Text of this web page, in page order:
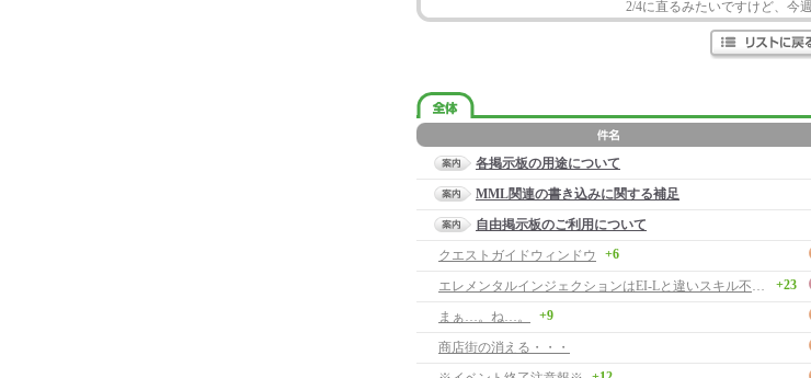
2/4に直るみたいですけど、今
各掲示板の用途について
MML関連の書き込みに関する補足
自由掲示板のご利用について
クエストガイドウィンドウ
+6
エレメンタルインジェクションはEI-Lと違いスキル不適用？
+23
まぁ…。ね…。
+9
商店街の消える・・・